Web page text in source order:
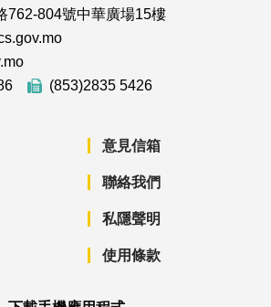
762-804號中華廣場15樓
(853)2835 5426
意見信箱
聯絡我們
私隱聲明
使用條款